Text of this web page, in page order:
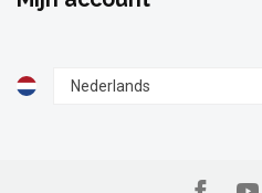
Mijn account